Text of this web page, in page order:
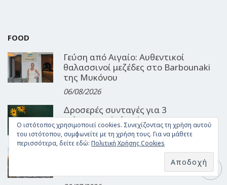
FOOD
Γεύση από Αιγαίο: Αυθεντικοί
θαλασσινοί μεζέδες στο Barbounaki
της Μυκόνου
06/08/2026
Δροσερές συνταγές για 3
καλοκαιρινά γλυκά!
03/08/2026
Μουσική, θάλασσα και εκλεκτοί
μεζέδες: Τα καλοκαιρινά βράδια στο
Ο ιστότοπος χρησιμοποιεί cookies. Συνεχίζοντας τη χρήση αυτού
του ιστότοπου, συμφωνείτε με τη χρήση τους. Για να μάθετε
περισσότερα, δείτε εδώ: Πολιτική Χρήσης Cookies